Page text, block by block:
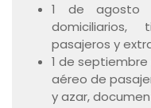
1 de agosto
pasajeros y
1 de
aéreo de
y azar,